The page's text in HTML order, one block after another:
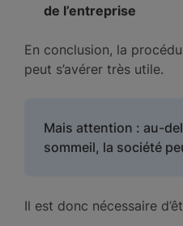
de l’entreprise
En conclusion, la
peut s’avérer très utile.
Mais attention : au-
sommeil, la société
Il est donc nécessaire